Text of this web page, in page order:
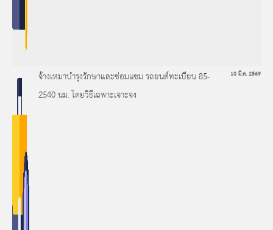
จ้างเหมาบำรุงรักษาและซ่อมแซม รถยนต์ทะเบียน 85-
2540 นม. โดยวิธีเฉพาะเจาะจง
10 มี.ค. 2569